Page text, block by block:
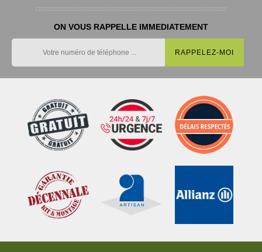
ON VOUS RAPPELLE IMMEDIATEMENT